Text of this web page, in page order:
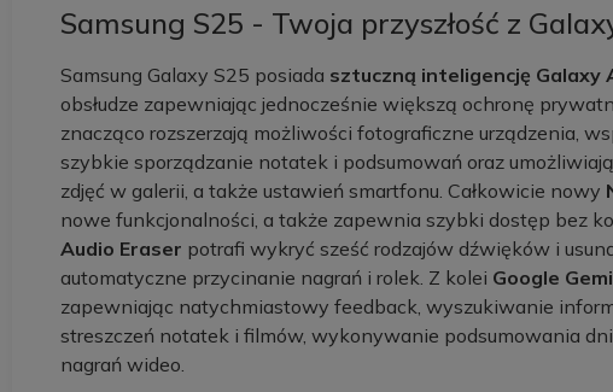
Samsung S25 - Twoja przyszłość z
Samsung Galaxy S25 posiada sztuczną inteligencję Galaxy
obsłudze zapewniając jednocześnie większą ochronę
znacząco rozszerzają możliwości fotograficzne urządzenia,
szybkie sporządzanie notatek i podsumowań oraz
zdjęć w galerii, a także ustawień smartfonu. Całkowicie nowy
nowe funkcjonalności, a także zapewnia szybki dostęp bez
Audio Eraser potrafi wykryć sześć rodzajów dźwięków i
automatyczne przycinanie nagrań i rolek. Z kolei Google
zapewniając natychmiastowy feedback, wyszukiwanie
streszczeń notatek i filmów, wykonywanie podsumowania
nagrań wideo.